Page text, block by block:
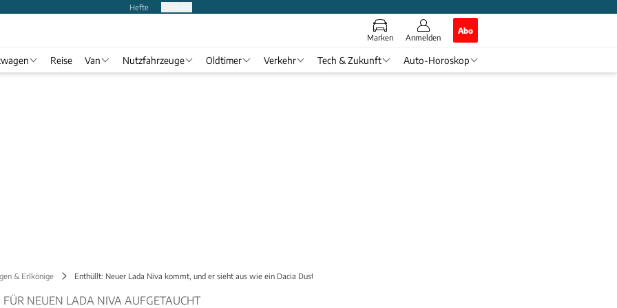
Hefte
Marken Anmelden
Abo
Reise Van Nutzfahrzeuge Oldtimer Verkehr Tech & Zukunft Auto-Horoskop
& Erlkönige Enthüllt: Neuer Lada Niva kommt, und er sieht aus wie ein Dacia Duster
NEUEN LADA NIVA AUFGETAUCHT